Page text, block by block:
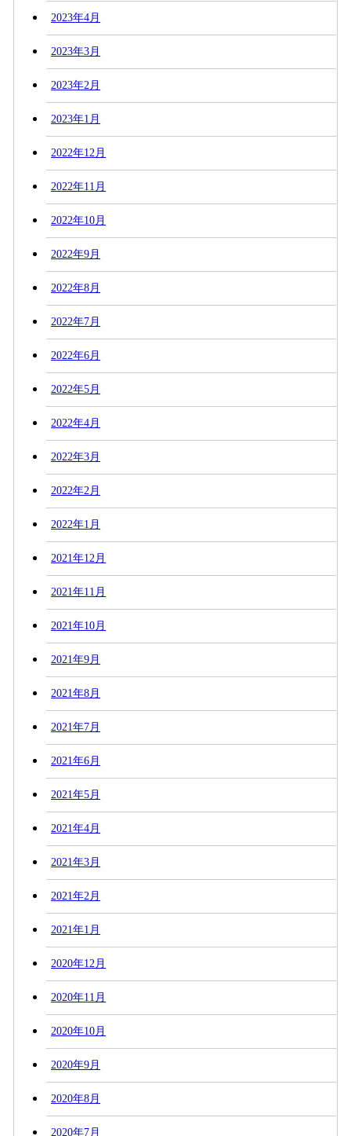
2023年4月
2023年3月
2023年2月
2023年1月
2022年12月
2022年11月
2022年10月
2022年9月
2022年8月
2022年7月
2022年6月
2022年5月
2022年4月
2022年3月
2022年2月
2022年1月
2021年12月
2021年11月
2021年10月
2021年9月
2021年8月
2021年7月
2021年6月
2021年5月
2021年4月
2021年3月
2021年2月
2021年1月
2020年12月
2020年11月
2020年10月
2020年9月
2020年8月
2020年7月